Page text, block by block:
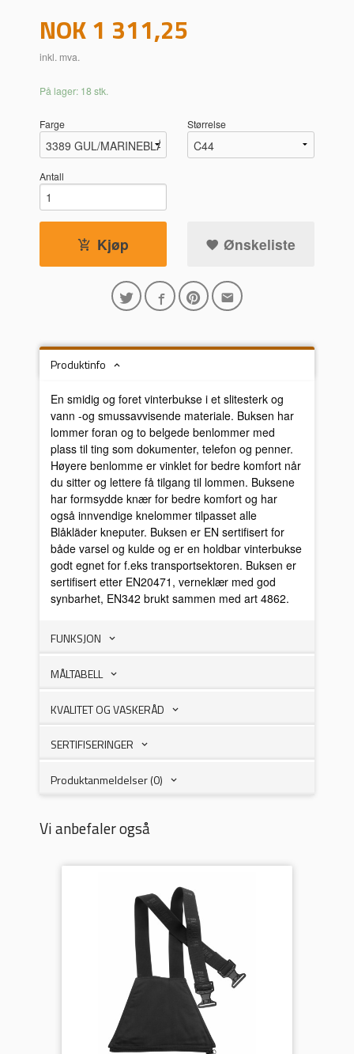
Pris
NOK1 311,25
inkl. mva.
På lager: 18 stk.
Farge Størrelse
Antall
Kjøp Ønskeliste
Produktinfo
En smidig og foret vinterbukse i et slitesterk og
vann -og smussavvisende materiale. Buksen har
lommer foran og to belgede benlommer med
plass til ting som dokumenter, telefon og penner.
Høyere benlomme er vinklet for bedre komfort når
du sitter og lettere få tilgang til lommen. Buksene
har formsydde knær for bedre komfort og har
også innvendige knelommer tilpasset alle
Blåkläder kneputer. Buksen er EN sertifisert for
både varsel og kulde og er en holdbar vinterbukse
godt egnet for f.eks transportsektoren. Buksen er
sertifisert etter EN20471, verneklær med god
synbarhet, EN342 brukt sammen med art 4862.
FUNKSJON
MÅLTABELL
KVALITET OG VASKERÅD
SERTIFISERINGER
Produktanmeldelser (0)
Vi anbefaler også